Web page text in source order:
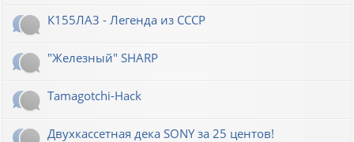
К155ЛА3 - Легенда из СССР
"Железный" SHARP
Tamagotchi-Hack
Двухкассетная дека SONY за 25 центов!